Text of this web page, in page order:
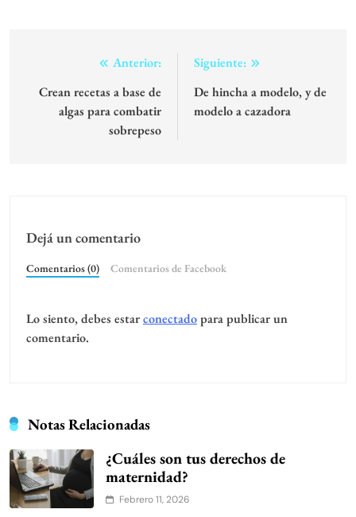
Navegación
de
entradas
Anterior:
Crean recetas a base de
algas para combatir
sobrepeso
Siguiente:
De hincha a modelo, y de
modelo a cazadora
Dejá un comentario
Comentarios (0) Comentarios de Facebook
Lo siento, debes estarconectadopara publicar un
comentario.
Notas Relacionadas
¿Cuáles son tus derechos de
maternidad?
Febrero 11, 2026